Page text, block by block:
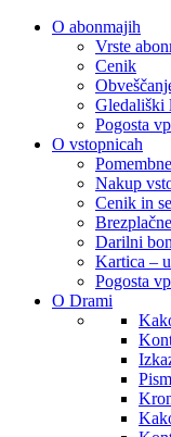
O abonmajih
Vrste
Cenik
Gledališki
Pogosta
O vstopnicah
Nakup
Cenik in
Darilni bon
Kartica –
Pogosta
O Drami